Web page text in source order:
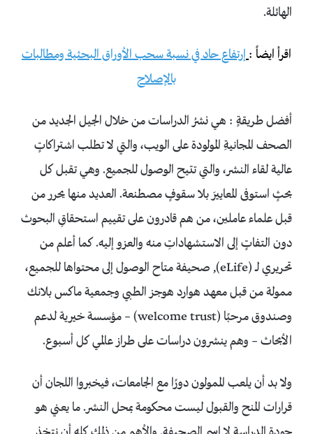
الهائلة.
اقرأ ايضاً : إرتفاع حاد في نسبة سحب الأوراق البحثية ومطالبات
بالإصلاح
أفضل طريقةٍ : هي نشرُ الدراسات من خلال الجيل الجديد من
الصحف المجانيةِ المولودة على الويب، والتي لا تطلب اشتراكاتٍ
عالية لقاء النشر، والتي تتيح الوصول للجميع. وهي تقبل كل
بحثٍ استوفى المعاييرَ بلا سقوفٍ مصطنعة. العديد منها يحرر من
قبل علماء عاملين، من هم قادرون على تقييم استحقاقِ البحوث
دون التفاتٍ إلى الاستشهاداتِ منه والعزو إليه. كما أعلم من
تحريري لــ (eLife), صحيفة متاح الوصول إلى محتواها للجميع،
ممولة من قبل معهد هوارد هوجز الطبي وجمعية ماكس بلانك
وصندوق مرحبًا (welcome trust) – مؤسسة خيرية لدعم
الأبحاث – وهم ينشرون دراسات على طراز عالمي كل أسبوع.
ولا بد أن يلعب الممولون دورًا مع الجامعات، فيخبروا اللجان أن
قرارات المنح والقبول ليست محكومة بمحل النشر. ما يعني هو